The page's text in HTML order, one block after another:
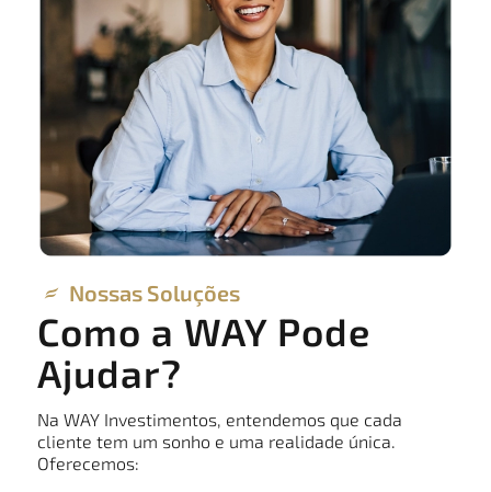
Nossas Soluções
Como a WAY Pode
Ajudar?
Na WAY Investimentos, entendemos que cada
cliente tem um sonho e uma realidade única.
Oferecemos: